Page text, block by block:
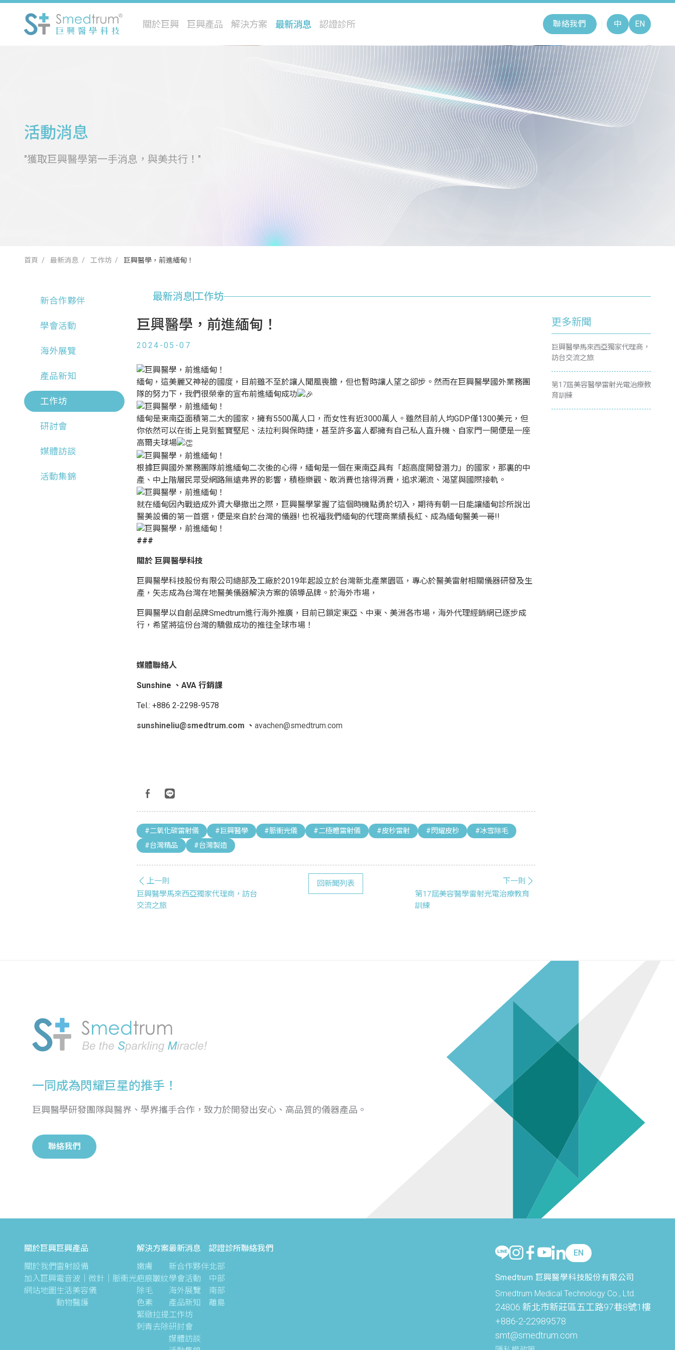
關於巨興 巨興產品
閃電飛梭
修秘音波
修秘脈衝光
星雲熱能儀
極光電漿儀
流星水光儀
四級雷射
寵物再生醫療
解決方案 最新消息 認證診所 聯絡我們 中 EN
活動消息
"獲取巨興醫學第一手消息，與美共行！"
首頁 最新消息 工作坊 巨興醫學，前進緬甸！
新合作夥伴
學會活動
海外展覽
產品新知
工作坊
研討會
媒體訪談
活動集錦
最新消息工作坊
巨興醫學，前進緬甸！
2024-05-07
緬甸，這美麗又神祕的國度，目前雖不至於讓人聞風喪膽，但也暫時讓人望之卻步。然而在巨興醫學國外業務團
隊的努力下，我們很榮幸的宣布前進緬甸成功
緬甸是東南亞面積第二大的國家，擁有5500萬人口，而女性有近3000萬人。雖然目前人均GDP僅1300美元，但
你依然可以在街上見到藍寶堅尼、法拉利與保時捷，甚至許多富人都擁有自己私人直升機、自家門一開便是一座
高爾夫球場
根據巨興國外業務團隊前進緬甸二次後的心得，緬甸是一個在東南亞具有「超高度開發潛力」的國家，那裏的中
產、中上階層民眾受網路無遠弗界的影響，積極樂觀、敢消費也捨得消費，追求潮流、渴望與國際接軌。
就在緬甸因內戰造成外資大舉撤出之際，巨興醫學掌握了這個時機點勇於切入，期待有朝一日能讓緬甸診所說出
醫美設備的第一首選，便是來自於台灣的儀器! 也祝福我們緬甸的代理商業績長紅、成為緬甸醫美一哥!!
###
關於 巨興醫學科技
巨興醫學科技股份有限公司總部及工廠於2019年起設立於台灣新北產業園區，專心於醫美雷射相關儀器研發及生
產，矢志成為台灣在地醫美儀器解決方案的領導品牌。於海外市場，
巨興醫學以自創品牌Smedtrum進行海外推廣，目前已鎖定東亞、中東、美洲各市場，海外代理經銷網已逐步成
行，希望將這份台灣的驕傲成功的推往全球市場！
媒體聯絡人
Sunshine 、AVA 行銷課
Tel.: +886 2-2298-9578
sunshineliu@smedtrum.com 、 avachen@smedtrum.com
#二氧化碳雷射儀 #巨興醫學 #脈衝光儀 #二極體雷射儀 #皮秒雷射 #閃耀皮秒
#冰雪除毛
#台灣精品
#台灣製造
上一則
巨興醫學馬來西亞獨家代理商，訪台
交流之旅
回新聞列表
下一則
第17屆美容醫學雷射光電治療教育
訓練
更多新聞
巨興醫學馬來西亞獨家代理商，
訪台交流之旅
第17屆美容醫學雷射光電治療教
育訓練
一同成為閃耀巨星的推手！
巨興醫學研發團隊與醫界、學界攜手合作，致力於開發出安心、高品質的儀器產品。
聯絡我們
關於巨興
關於我們
加入巨興
網站地圖
巨興產品
雷射設備
電音波｜微針｜脈衝光
生活美容儀
動物醫護
解決方案
嫩膚
疤痕皺紋
除毛
色素
緊緻拉提
刺青去除
最新消息
新合作夥伴
學會活動
海外展覽
產品新知
工作坊
研討會
媒體訪談
認證診所
北部
中部
南部
離島
聯絡我們 EN
Smedtrum 巨興醫學科技股份有限公司
Smedtrum Medical Technology Co., Ltd.
24806 新北市新莊區五工路97巷8號1樓
+886-2-22989578
smt@smedtrum.com